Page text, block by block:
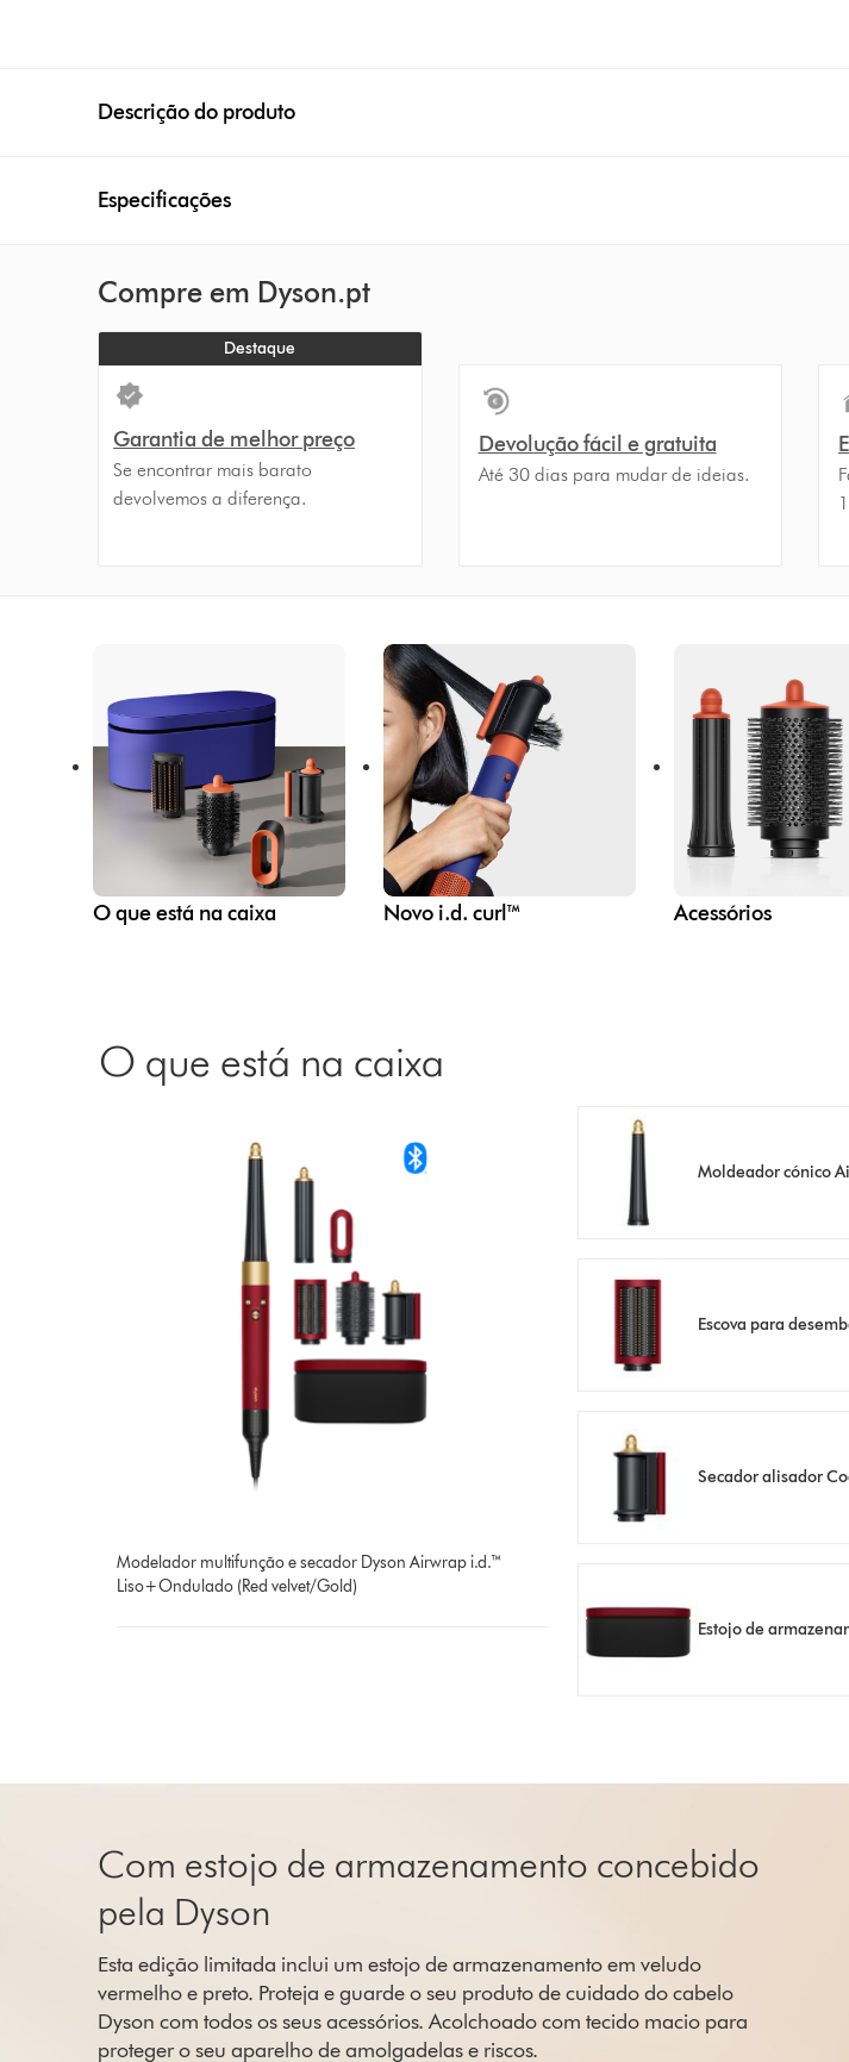
Descrição do produto
Especificações
Compre em Dyson.pt
Destaque
Garantia de melhor preço
Se encontrar mais barato
devolvemos a diferença.
Devolução fácil e gratuita
Até 30 dias para mudar de ideias.
O que está na caixa Novo i.d. curl™ Acessórios
O que está na caixa
Modelador multifunção e secador Dyson Airwrap i.d.™
Liso+Ondulado (Red velvet/Gold)
Moldeador cónico
Escova para
Secador alisador
Estojo de
Com estojo de armazenamento concebido
pela Dyson
Esta edição limitada inclui um estojo de armazenamento em veludo
vermelho e preto. Proteja e guarde o seu produto de cuidado do cabelo
Dyson com todos os seus acessórios. Acolchoado com tecido macio para
proteger o seu aparelho de amolgadelas e riscos.